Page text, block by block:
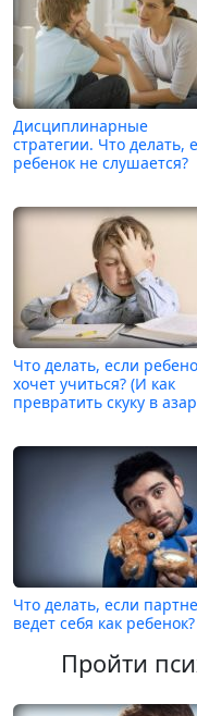
Дисциплинарные
стратегии. Что делать,
ребенок не слушается?
Что делать, если
хочет учиться? (И как
превратить скуку в
Что делать, если
ведет себя как ребенок?
Пройти